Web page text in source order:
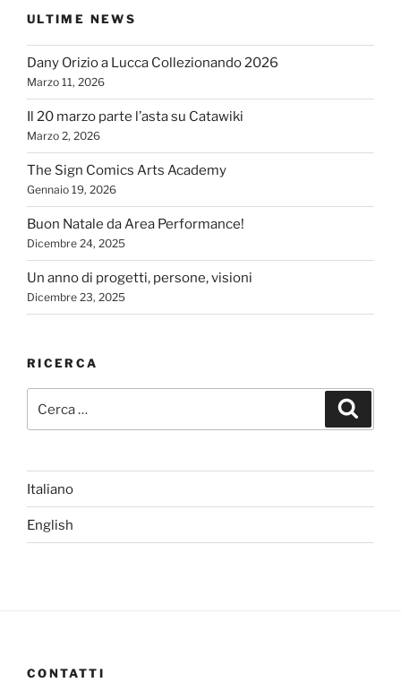
ULTIME NEWS
Dany Orizio a Lucca Collezionando 2026
Marzo 11, 2026
Il 20 marzo parte l’asta su Catawiki
Marzo 2, 2026
The Sign Comics Arts Academy
Gennaio 19, 2026
Buon Natale da Area Performance!
Dicembre 24, 2025
Un anno di progetti, persone, visioni
Dicembre 23, 2025
RICERCA
Italiano
English
CONTATTI